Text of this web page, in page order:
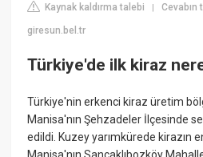
Kaynak kaldırma talebi |Cevabın
giresun.bel.tr
Türkiye'de ilk kiraz
Türkiye'nin erkenci kiraz üretim
Manisa'nın Şehzadeler İlçesinde
edildi. Kuzey yarımkürede kirazın